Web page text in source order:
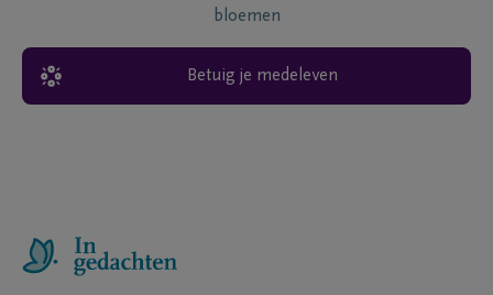
bloemen
Betuig je medeleven